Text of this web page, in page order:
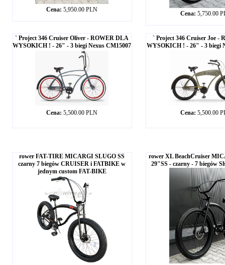
Cena: 5,950.00 PLN
Cena: 5,750.00
` Project 346 Cruiser Oliver - ROWER DLA
WYSOKICH ! - 26" - 3 biegi Nexus CM15007
Cena: 5,500.00 PLN
` Project 346 Cruiser Joe -
WYSOKICH ! - 26" - 3 biegi
Cena: 5,500.00
rower FAT-TIRE MICARGI SLUGO SS
czarny 7 biegów CRUISER i FATBIKE w
jednym custom FAT-BIKE
rower XL BeachCruiser
29"SS - czarny - 7 biegów